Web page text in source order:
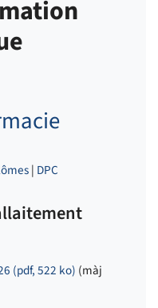
| DPC
(pdf, 522 ko) (màj